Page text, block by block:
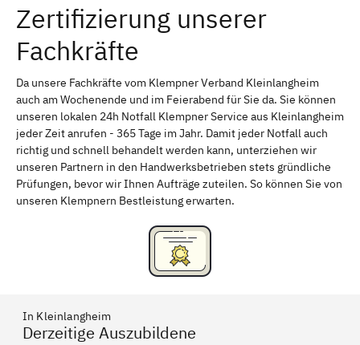
Erlangen Bamberg
Bayreuth
Schweinfurt Passau
Freising Rudelsdorf, Mittelfranken
Zertifizierung unserer
Fachkräfte
Da unsere Fachkräfte vom Klempner Verband Kleinlangheim
auch am Wochenende und im Feierabend für Sie da. Sie können
unseren lokalen 24h Notfall Klempner Service aus Kleinlangheim
jeder Zeit anrufen - 365 Tage im Jahr. Damit jeder Notfall auch
richtig und schnell behandelt werden kann, unterziehen wir
unseren Partnern in den Handwerksbetrieben stets gründliche
Prüfungen, bevor wir Ihnen Aufträge zuteilen. So können Sie von
unseren Klempnern Bestleistung erwarten.
In Kleinlangheim
Derzeitige Auszubildene